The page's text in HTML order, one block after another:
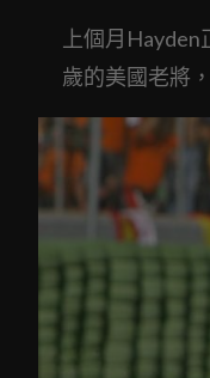
上個月
歲的美國老將